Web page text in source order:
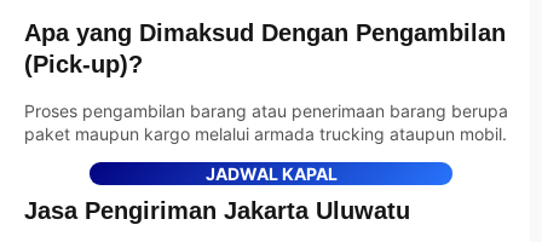
Apa yang Dimaksud Dengan Pengambilan
(Pick-up)?
Proses pengambilan barang atau penerimaan barang berupa
paket maupun kargo melalui armada trucking ataupun mobil.
JADWAL KAPAL
Jasa Pengiriman Jakarta Uluwatu